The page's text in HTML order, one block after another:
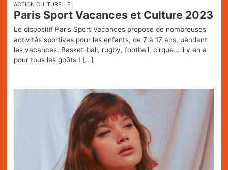
ACTION CULTURELLE
Paris Sport Vacances et Culture 2023
Le dispositif Paris Sport Vacances propose de nombreuses
activités sportives pour les enfants, de 7 à 17 ans, pendant
les vacances. Basket-ball, rugby, football, cirque… il y en a
pour tous les goûts ! [...]